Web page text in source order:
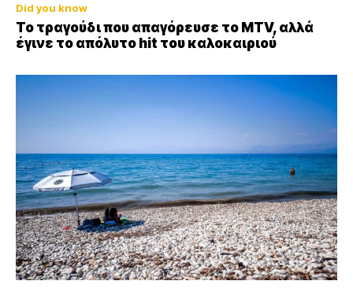
Did you know
Το τραγούδι που απαγόρευσε το MTV, αλλά
έγινε το απόλυτο hit του καλοκαιριού